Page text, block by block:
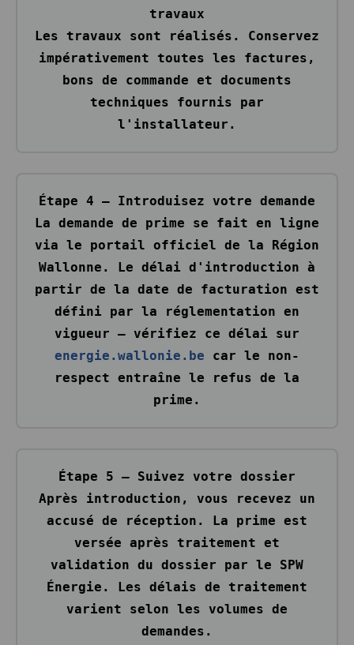
travaux
Les travaux sont réalisés. Conservez
impérativement toutes les factures,
bons de commande et documents
techniques fournis par
l'installateur.
Étape 4 — Introduisez votre demande
La demande de prime se fait en ligne
via le portail officiel de la Région
Wallonne. Le délai d'introduction à
partir de la date de facturation est
défini par la réglementation en
vigueur — vérifiez ce délai sur
energie.wallonie.be car le non-
respect entraîne le refus de la
prime.
Étape 5 — Suivez votre dossier
Après introduction, vous recevez un
accusé de réception. La prime est
versée après traitement et
validation du dossier par le SPW
Énergie. Les délais de traitement
varient selon les volumes de
demandes.